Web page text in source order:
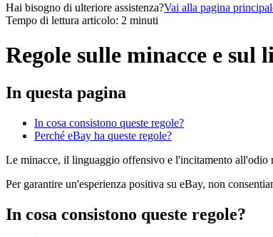
Hai bisogno di ulteriore assistenza?Vai alla pagina
Tempo di lettura articolo: 2 minuti
Regole sulle minacce e sul
In questa pagina
In cosa consistono queste regole?
Perché eBay ha queste regole?
Le minacce, il linguaggio offensivo e l'incitamento all'odio
Per garantire un'esperienza positiva su eBay, non
In cosa consistono queste regole?